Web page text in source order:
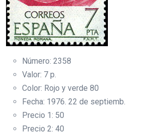
Número: 2358
Valor: 7 p.
Color: Rojo y verde 80
Fecha: 1976. 22 de septiemb.
Precio 1: 50
Precio 2: 40